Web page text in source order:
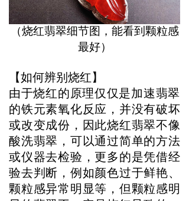
（烧红翡翠细节图，能看到颗粒感
最好）
【如何辨别烧红】
由于烧红的原理仅仅是加速翡翠
的铁元素氧化反应，并没有破坏
或改变成份，因此烧红翡翠不像
酸洗翡翠，可以通过简单的方法
或仪器去检验，更多的是凭借经
验去判断，例如颜色过于鲜艳、
颗粒感异常明显等，但颗粒感明